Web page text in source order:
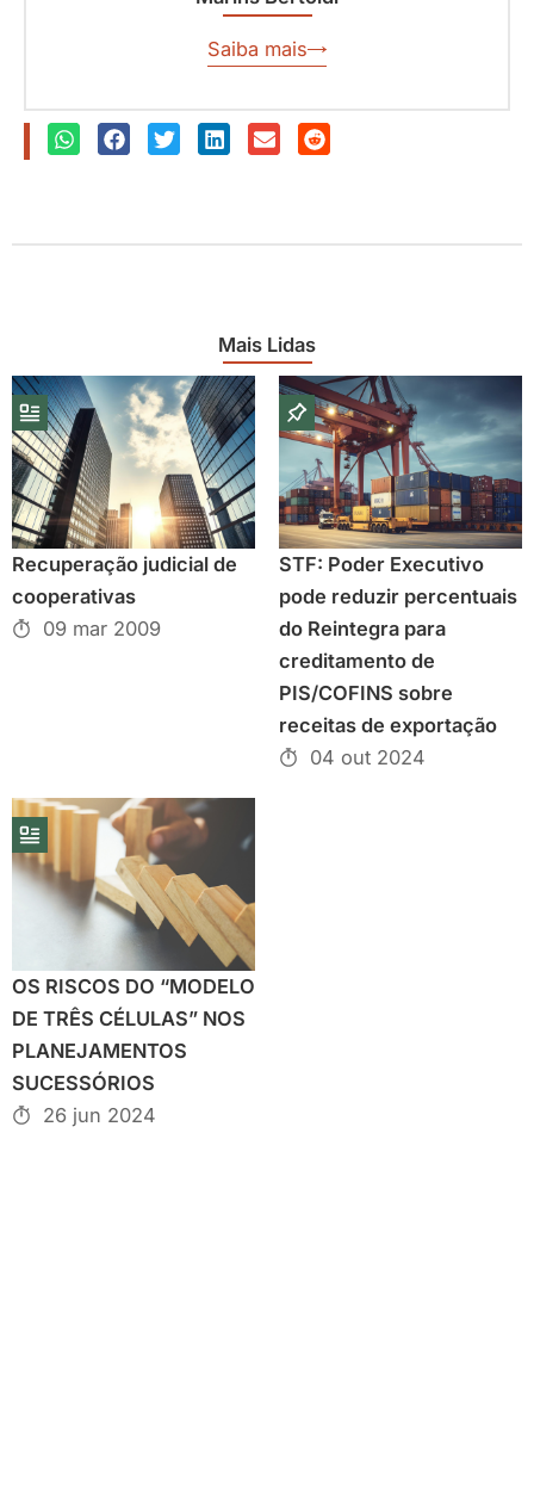
Saiba mais
Mais Lidas
Recuperação judicial de
cooperativas
09 mar 2009
STF: Poder Executivo
pode reduzir percentuais
do Reintegra para
creditamento de
PIS/COFINS sobre
receitas de exportação
04 out 2024
OS RISCOS DO “MODELO
DE TRÊS CÉLULAS” NOS
PLANEJAMENTOS
SUCESSÓRIOS
26 jun 2024